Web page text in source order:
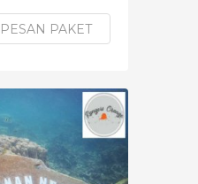
PESAN PAKET